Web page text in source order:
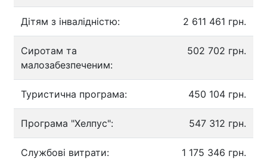
Дітям з інвалідністю: 2 611 461 грн.
Сиротам та
малозабезпеченим:
502 702 грн.
Туристична програма: 450 104 грн.
Програма "Хелпус": 547 312 грн.
Службові витрати: 1 175 346 грн.